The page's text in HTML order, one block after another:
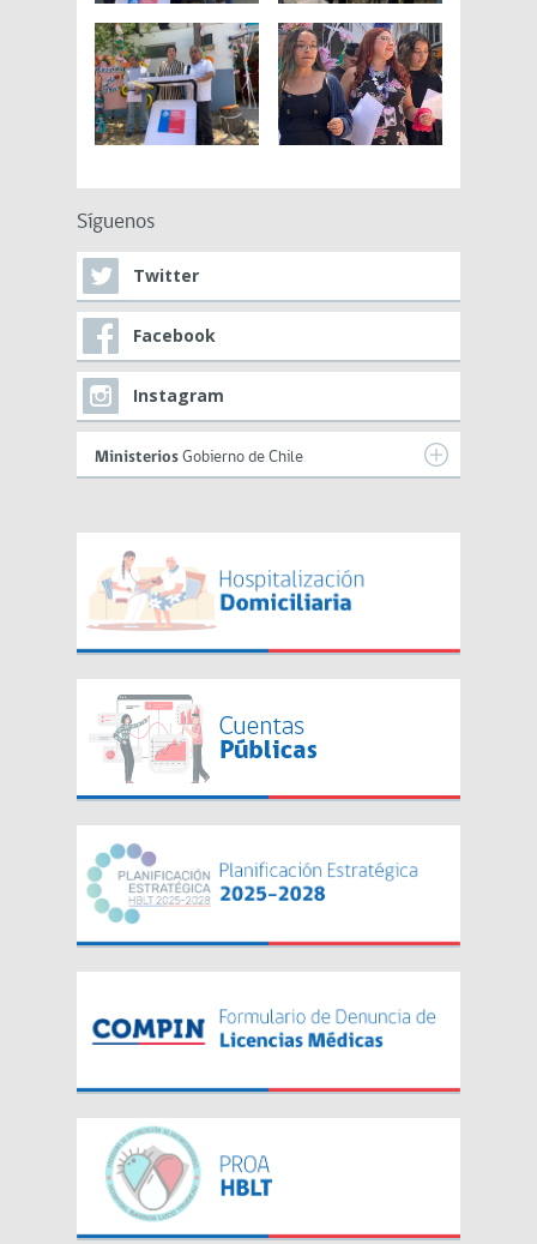
Síguenos
Twitter
Facebook
Instagram
Ministerios Gobierno de Chile